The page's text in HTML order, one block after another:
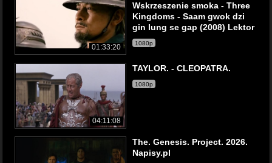
01:33:20
Wskrzeszenie smoka - Three
Kingdoms - Saam gwok dzi
gin lung se gap (2008) Lektor
1080p
04:11:08
TAYLOR. - CLEOPATRA.
1080p
The. Genesis. Project. 2026.
Napisy.pl